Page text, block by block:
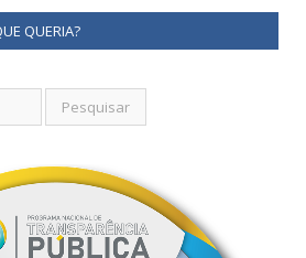
QUERIA?